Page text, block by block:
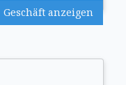
Geschäft anzeigen